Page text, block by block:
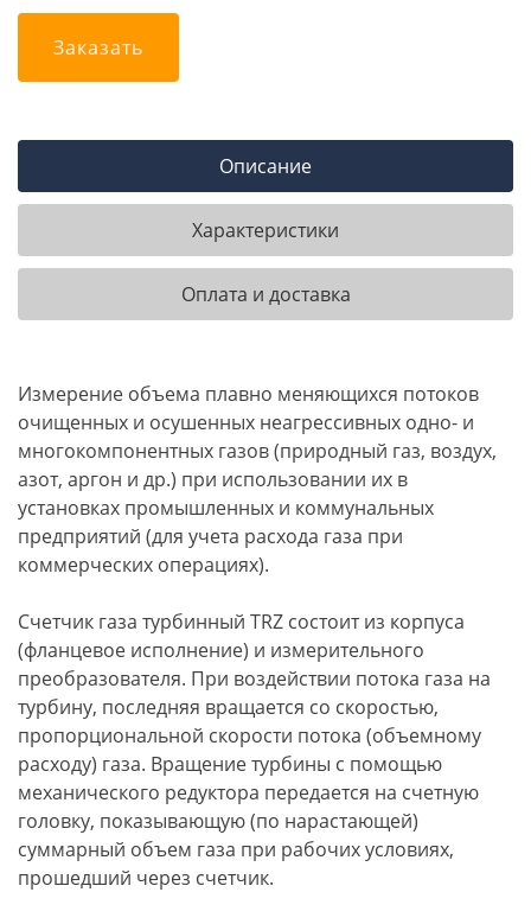
Заказать
Описание
Характеристики
Оплата и доставка
Измерение объема плавно меняющихся потоков
очищенных и осушенных неагрессивных одно- и
многокомпонентных газов (природный газ, воздух,
азот, аргон и др.) при использовании их в
установках промышленных и коммунальных
предприятий (для учета расхода газа при
коммерческих операциях).
Счетчик газа турбинный TRZ состоит из корпуса
(фланцевое исполнение) и измерительного
преобразователя. При воздействии потока газа на
турбину, последняя вращается со скоростью,
пропорциональной скорости потока (объемному
расходу) газа. Вращение турбины с помощью
механического редуктора передается на счетную
головку, показывающую (по нарастающей)
суммарный объем газа при рабочих условиях,
прошедший через счетчик.